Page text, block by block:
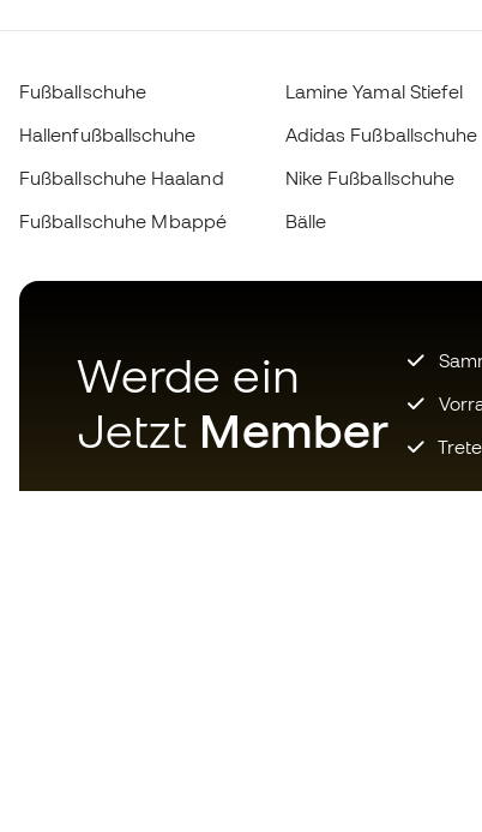
Fußballschuhe
Hallenfußballschuhe
Fußballschuhe Haaland
Fußballschuhe Mbappé
Lamine Yamal Stiefel
Adidas Fußballschuhe
Nike Fußballschuhe
Bälle
Werde ein
Jetzt Member